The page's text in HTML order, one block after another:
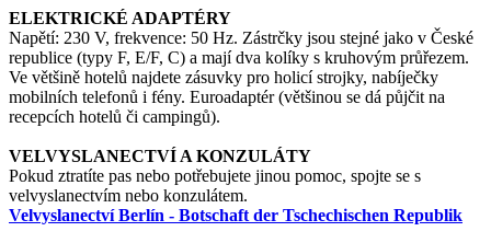
ELEKTRICKÉ ADAPTÉRY
Napětí: 230 V, frekvence: 50 Hz. Zástrčky jsou stejné jako v České
republice (typy F, E/F, C) a mají dva kolíky s kruhovým průřezem.
Ve většině hotelů najdete zásuvky pro holicí strojky, nabíječky
mobilních telefonů i fény. Euroadaptér (většinou se dá půjčit na
recepcích hotelů či campingů).
VELVYSLANECTVÍ A KONZULÁTY
Pokud ztratíte pas nebo potřebujete jinou pomoc, spojte se s
velvyslanectvím nebo konzulátem.
Velvyslanectví Berlín - Botschaft der Tschechischen Republik